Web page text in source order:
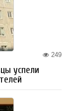
249
успели